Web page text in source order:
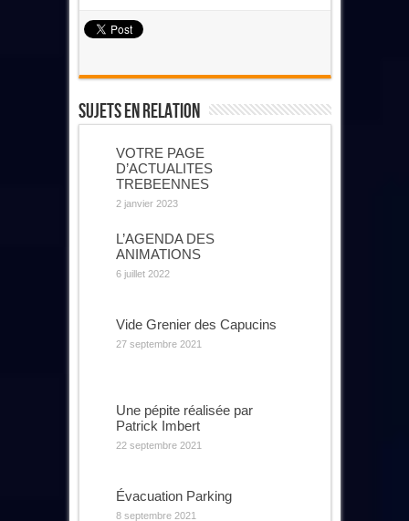
Sujets En Relation
VOTRE PAGE
D’ACTUALITES
TREBEENNES
2 janvier 2023
L’AGENDA DES
ANIMATIONS
6 juillet 2022
Vide Grenier des Capucins
27 septembre 2021
Une pépite réalisée par
Patrick Imbert
22 septembre 2021
Évacuation Parking
8 septembre 2021